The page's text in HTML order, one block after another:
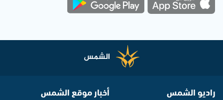
راديو الشمس أخبار موقع الشمس